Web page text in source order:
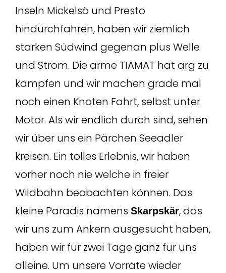
Inseln Mickelsö und Presto
hindurchfahren, haben wir ziemlich
starken Südwind gegenan plus Welle
und Strom. Die arme TIAMAT hat arg zu
kämpfen und wir machen grade mal
noch einen Knoten Fahrt, selbst unter
Motor. Als wir endlich durch sind, sehen
wir über uns ein Pärchen Seeadler
kreisen. Ein tolles Erlebnis, wir haben
vorher noch nie welche in freier
Wildbahn beobachten können. Das
kleine Paradis namens Skarpskär, das
wir uns zum Ankern ausgesucht haben,
haben wir für zwei Tage ganz für uns
alleine. Um unsere Vorräte wieder